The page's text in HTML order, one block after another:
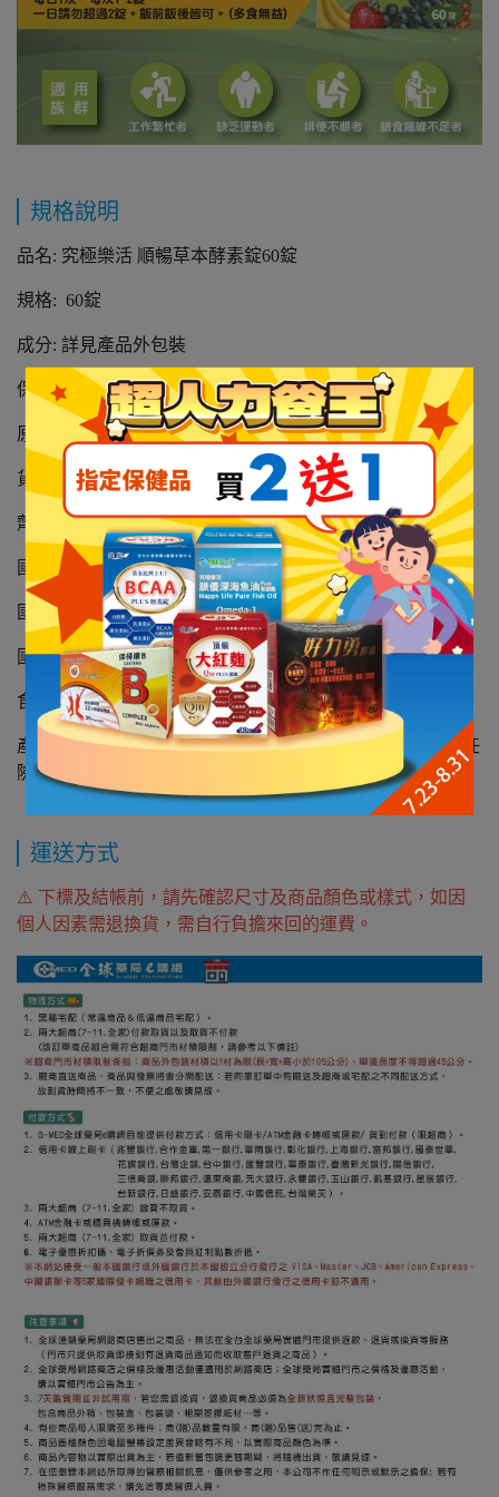
規格說明
品名: 究極樂活 順暢草本酵素錠60錠
規格: 60錠
成分: 詳見產品外包裝
保存期限: 三年(未開封)
原產地: 台灣
貨源：公司貨
劑型：錠
國內負責廠商名稱：新晴生技股份有限公司
國內負責廠商地址：新北市汐止區大同路二段157號6樓
國內負責廠商電話：02-8692-6899
食品業者登錄字號：H-169698798-00000-7
產品責任險：本產品已投保新安東京海上產物保險產品責任
險
運送方式
⚠️ 下標及結帳前，請先確認尺寸及商品顏色或樣式，如因
個人因素需退換貨，需自行負擔來回的運費。